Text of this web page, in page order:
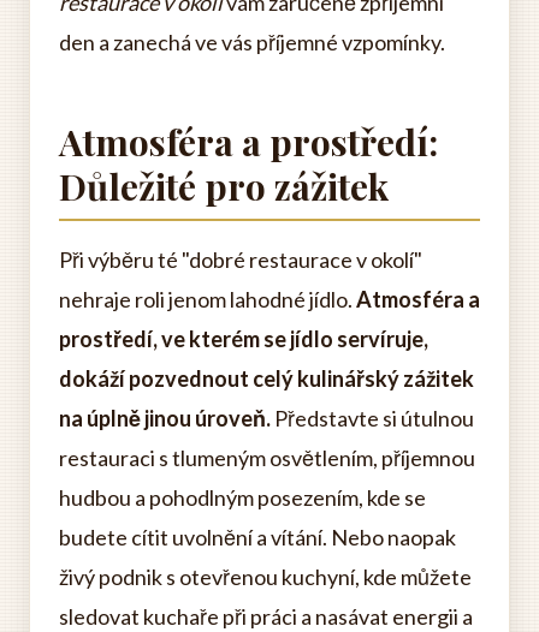
den a zanechá ve vás příjemné vzpomínky.
Atmosféra a prostředí:
Důležité pro zážitek
Při výběru té "dobré restaurace v okolí"
nehraje roli jenom lahodné jídlo.Atmosféra a
prostředí, ve kterém se jídlo servíruje,
dokáží pozvednout celý kulinářský zážitek
na úplně jinou úroveň. Představte si útulnou
restauraci s tlumeným osvětlením, příjemnou
hudbou a pohodlným posezením, kde se
budete cítit uvolnění a vítání. Nebo naopak
živý podnik s otevřenou kuchyní, kde můžete
sledovat kuchaře při práci a nasávat energii a